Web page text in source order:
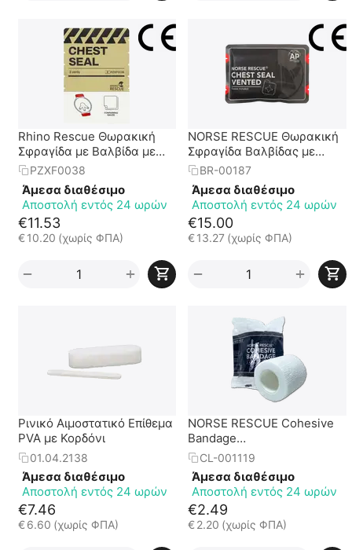
Rhino Rescue Θωρακική
Σφραγίδα με Βαλβίδα με
τρεις(3) Οπές
PZXF0038
Άμεσα διαθέσιμο
Αποστολή εντός 24 ωρών
€11.53
€ 10.20 (χωρίς ΦΠΑ)
+
−
NORSE RESCUE Θωρακική
Σφραγίδα Βαλβίδας με
ΤέσσεριςΟπές CR-CS05
BR-00187
Άμεσα διαθέσιμο
Αποστολή εντός 24 ωρών
€15.00
€13.27 (χωρίς ΦΠΑ)
+
−
Ρινικό Αιμοστατικό Επίθεμα
PVA με Κορδόνι
01.04.2138
Άμεσα διαθέσιμο
Αποστολή εντός 24 ωρών
€7.46
€ 6.60 (χωρίς ΦΠΑ)
NORSE RESCUE Cohesive
Bandage
Αυτοσυγκρατούμενος
Επίδεσμος - 7.5cm x 4.5m
CL-001119
Άμεσα διαθέσιμο
Αποστολή εντός 24 ωρών
€2.49
€2.20 (χωρίς ΦΠΑ)